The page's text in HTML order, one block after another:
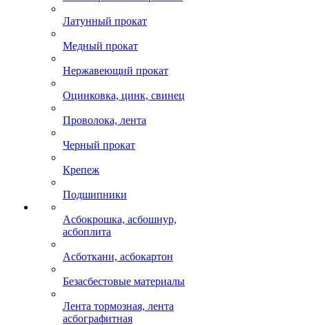
Латунный прокат
Медный прокат
Нержавеющий прокат
Оцинковка, цинк, свинец
Проволока, лента
Черный прокат
Крепеж
Подшипники
Асбокрошка, асбошнур,
асбоплита
Асботкани, асбокартон
Безасбестовые материалы
Лента тормозная, лента
асбографитная